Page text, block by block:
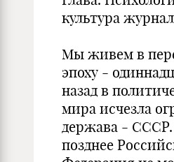
культура
Мы живем в
эпоху -
назад в
мира исчезла
держава -
позднее